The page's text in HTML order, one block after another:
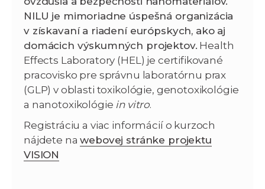
NILU je mimoriadne úspešná organizácia
v získavaní a riadení európskych, ako aj
domácich výskumných projektov. Health
Effects Laboratory (HEL) je certifikované
pracovisko pre správnu laboratórnu prax
(GLP) v oblasti toxikológie, genotoxikológie
a nanotoxikológie in vitro.
Registráciu a viac informácií o kurzoch
nájdete nawebovej stránke projektu
VISION